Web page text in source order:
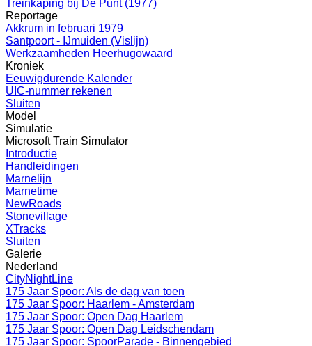
Treinkaping bij De Punt (1977)
Reportage
Akkrum in februari 1979
Santpoort - IJmuiden (Vislijn)
Werkzaamheden Heerhugowaard
Kroniek
Eeuwigdurende Kalender
UIC-nummer rekenen
Sluiten
Model
Simulatie
Microsoft Train Simulator
Introductie
Handleidingen
Marnelijn
Marnetime
NewRoads
Stonevillage
XTracks
Sluiten
Galerie
Nederland
CityNightLine
175 Jaar Spoor: Als de dag van toen
175 Jaar Spoor: Haarlem - Amsterdam
175 Jaar Spoor: Open Dag Haarlem
175 Jaar Spoor: Open Dag Leidschendam
175 Jaar Spoor: SpoorParade - Binnengebied